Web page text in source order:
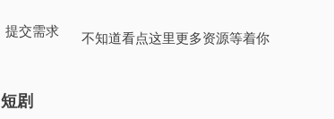
提交需求 不知道看点这里更多资源等着你
短剧